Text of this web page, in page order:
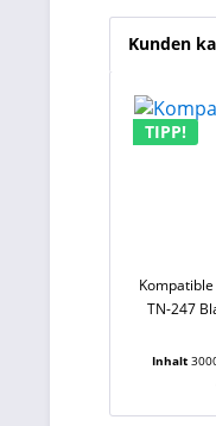
Kunden
TIPP!
TN-247
Inhalt